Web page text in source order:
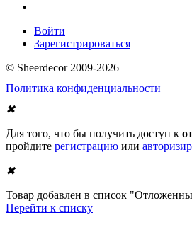
Войти
Зарегистрироваться
© Sheerdecor 2009-2026
Политика конфиденциальности
✖
Для того, что бы получить доступ к
пройдите регистрацию или
✖
Товар добавлен в список
Перейти к списку